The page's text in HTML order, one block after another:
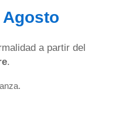
Agosto
a partir del
.